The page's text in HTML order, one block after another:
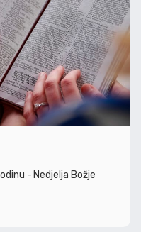
- Nedjelja Božje